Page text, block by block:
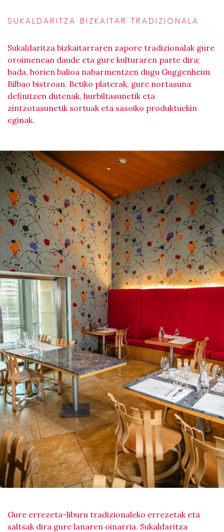
SUKALDARITZA BIZKAITAR TRADIZIONALA
Sukaldaritza bizkaitarraren zapore tradizionalak gure
oroimenean daude eta gure kulturaren parte dira;
bada, horien balioa nabarmentzen dugu Guggenheim
Bilbao bistroan. Betiko platerak, gure nortasuna
definitzen dutenak, hurbiltasunetik eta
zintzotasunetik sortuak eta sasoiko produktuekin
eginak.
Gure errezeta-liburu tradizionaleko errezetak eta
saltsak dira gure lanaren oinarria. Sukaldaritza